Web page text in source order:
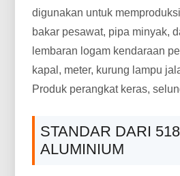
digunakan untuk
bakar pesawat, pipa minyak,
lembaran logam kendaraan
kapal, meter, kurung lampu
Produk perangkat keras,
STANDAR DARI
ALUMINIUM